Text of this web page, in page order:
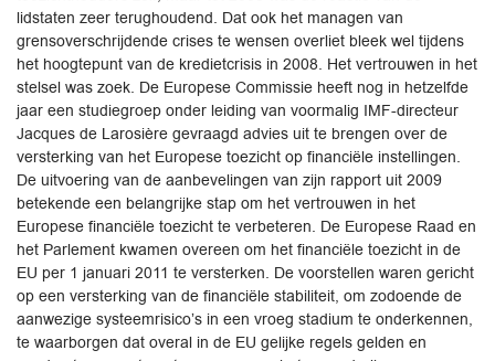
lidstaten zeer terughoudend. Dat ook het managen van
grensoverschrijdende crises te wensen overliet bleek wel tijdens
het hoogtepunt van de kredietcrisis in 2008. Het vertrouwen in het
stelsel was zoek. De Europese Commissie heeft nog in hetzelfde
jaar een studiegroep onder leiding van voormalig IMF-directeur
Jacques de Larosière gevraagd advies uit te brengen over de
versterking van het Europese toezicht op financiële instellingen.
De uitvoering van de aanbevelingen van zijn rapport uit 2009
betekende een belangrijke stap om het vertrouwen in het
Europese financiële toezicht te verbeteren. De Europese Raad en
het Parlement kwamen overeen om het financiële toezicht in de
EU per 1 januari 2011 te versterken. De voorstellen waren gericht
op een versterking van de financiële stabiliteit, om zodoende de
aanwezige systeemrisico’s in een vroeg stadium te onderkennen,
te waarborgen dat overal in de EU gelijke regels gelden en